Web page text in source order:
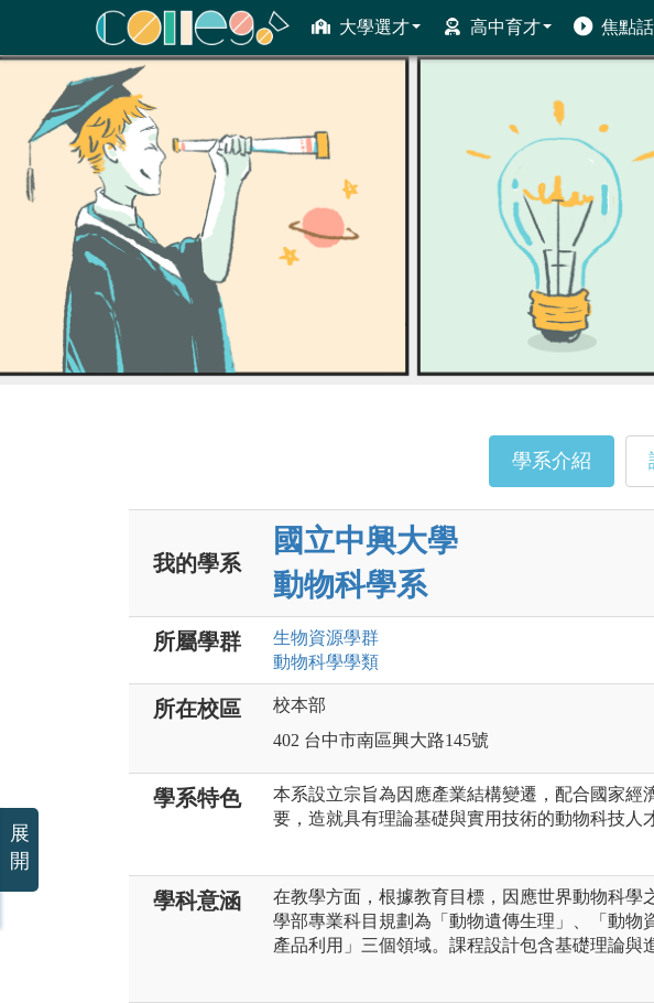
大學選才 高中育才 焦點
ColleGo! 大學選才與高中育才輔助系統
學系介紹
我的學系
國立中興大學
動物科學系
所屬學群 生物資源學群
動物科學學類
所在校區
校本部
402 台中市南區興大路145號
學系特色
本系設立宗旨為因應產業結構變遷，配合國家經
要，造就具有理論基礎與實用技術的動物科技人
學科意涵
在教學方面，根據教育目標，因應世界動物科學
學部專業科目規劃為「動物遺傳生理」、「動物
產品利用」三個領域。課程設計包含基礎理論與
展
開